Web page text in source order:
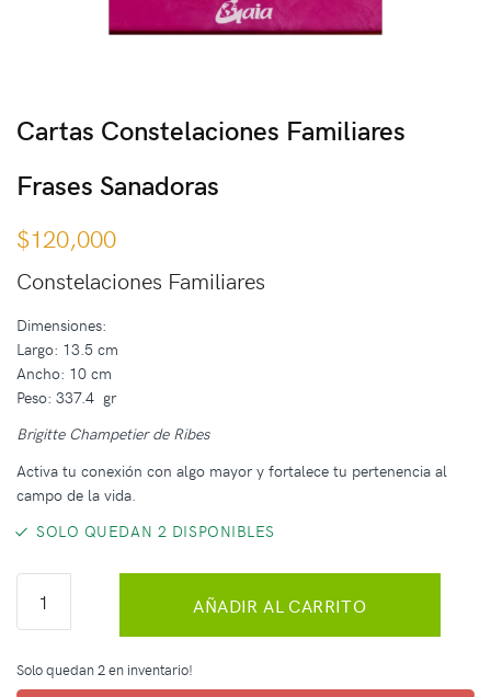
Cartas Constelaciones Familiares
Frases Sanadoras
$120,000
Constelaciones Familiares
Dimensiones:
Largo: 13.5 cm
Ancho: 10 cm
Peso: 337.4 gr
Brigitte Champetier de Ribes
Activa tu conexión con algo mayor y fortalece tu pertenencia al
campo de la vida.
SOLO QUEDAN 2 DISPONIBLES
AÑADIR AL CARRITO
Solo quedan 2 en inventario!